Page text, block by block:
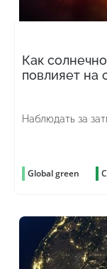
Как
повлияет на
Наблюдать за
Global green